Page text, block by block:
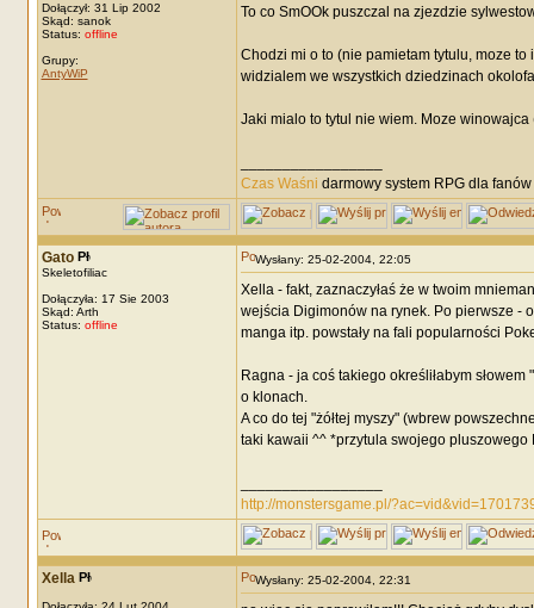
Dołączył: 31 Lip 2002
Skąd: sanok
Status: offline
Grupy:
AntyWiP
To co SmOOk puszczal na zjezdzie
Chodzi mi o to (nie pamietam tytulu, moze
widzialem we wszystkich dziedzinach
Jaki mialo to tytul nie wiem. Moze winowajca
Czas Waśni darmowy system RPG dla
Gato
Skeletofiliac
Dołączyła: 17 Sie 2003
Skąd: Arth
Status: offline
Wysłany: 25-02-2004, 22:05
Xella - fakt, zaznaczyłaś że w twoim
wejścia Digimonów na rynek. Po pierwsze -
manga itp. powstały na fali popularności
Ragna - ja coś takiego określiłabym
o klonach.
A co do tej "żółtej myszy" (wbrew
taki kawaii ^^ *przytula swojego pluszowego
http://monstersgame.pl/
Xella Wysłany: 25-02-2004, 22:31